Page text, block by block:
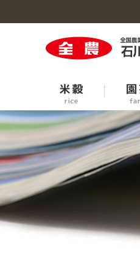
米穀のトップへ
石川の大豆
園芸のトップへ
青果市場臨時休開
牛の個体識別情報
生活・生産資材の
中古農機お取引条件
事業概要のトップ